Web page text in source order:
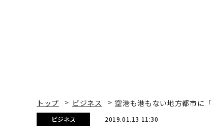
トップ ビジネス 空港も港もない地方都市に
ビジネス 2019.01.13 11:30